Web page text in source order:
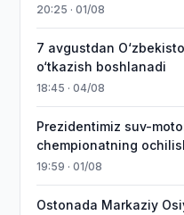
20:25 · 01/08
7 avgustdan
o‘tkazish boshlanadi
18:45 · 04/08
Prezidentimiz suv-
chempionatning
19:59 · 01/08
Ostonada Markaziy